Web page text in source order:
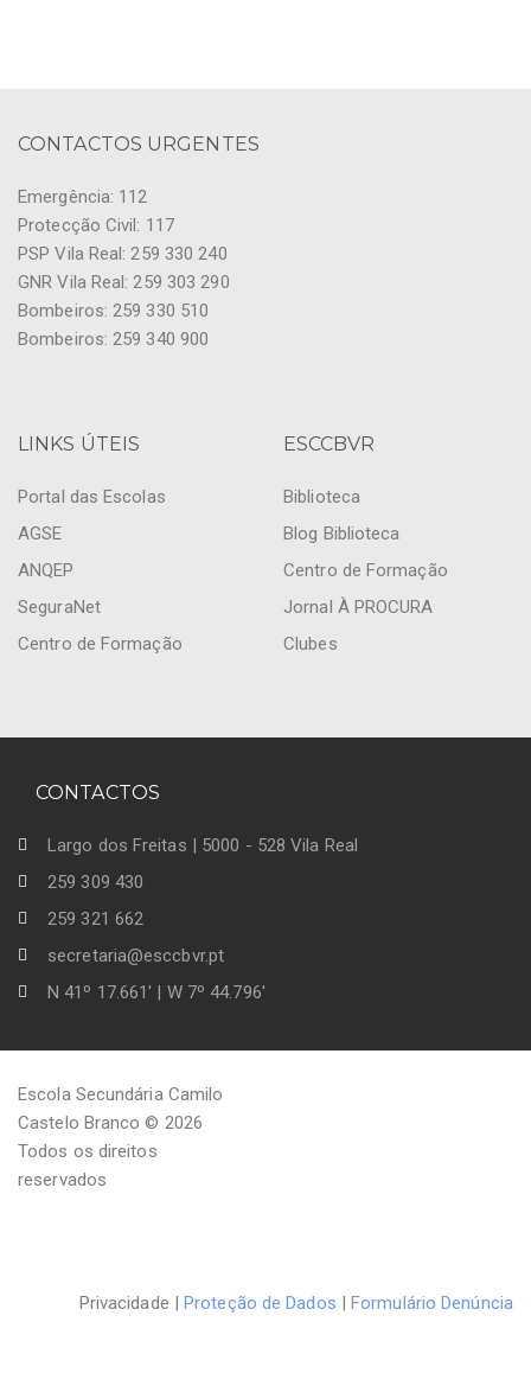
CONTACTOS URGENTES
Emergência: 112
Protecção Civil: 117
PSP Vila Real: 259 330 240
GNR Vila Real: 259 303 290
Bombeiros: 259 330 510
Bombeiros: 259 340 900
LINKS ÚTEIS
Portal das Escolas
AGSE
ANQEP
SeguraNet
Centro de Formação
ESCCBVR
Biblioteca
Blog Biblioteca
Centro de Formação
Jornal À PROCURA
Clubes
CONTACTOS
Largo dos Freitas | 5000 - 528 Vila Real
259 309 430
259 321 662
secretaria@esccbvr.pt
N 41º 17.661' | W 7º 44.796'
Escola Secundária Camilo
Castelo Branco © 2026
Todos os direitos
reservados
Privacidade |Proteção de Dados |Formulário Denúncia